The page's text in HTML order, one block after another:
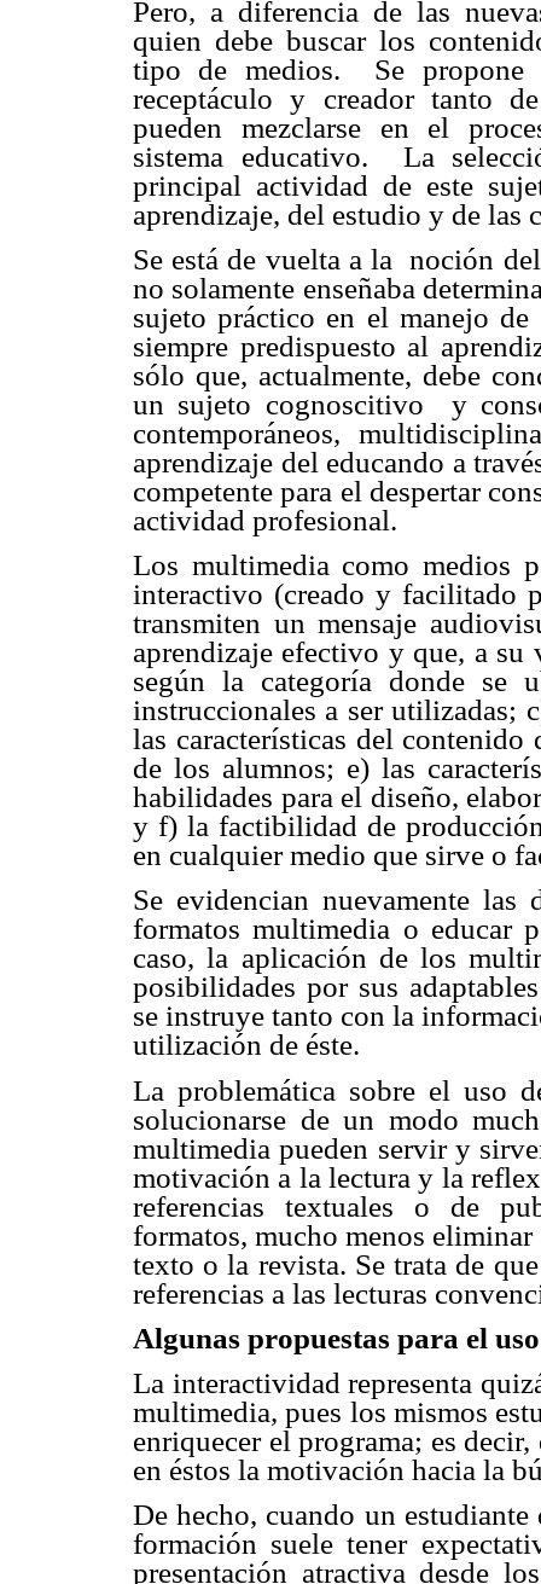
Pero, a diferencia de las
quien debe buscar los
tipo de medios. Se propone
receptáculo y creador tanto
pueden mezclarse en el
sistema educativo. La
principal actividad de este
aprendizaje, del estudio y de las
Se está de vuelta a la noción
no solamente enseñaba
sujeto práctico en el manejo
siempre predispuesto al
sólo que, actualmente, debe
un sujeto cognoscitivo y
contemporáneos,
aprendizaje del educando a
competente para el despertar
actividad profesional.
Los multimedia como medios
interactivo (creado y facilitado
transmiten un mensaje
aprendizaje efectivo y que, a su
según la categoría donde se
instruccionales a ser utilizadas;
las características del contenido
de los alumnos; e) las
habilidades para el diseño,
y f) la factibilidad de
en cualquier medio que sirve o
Se evidencian nuevamente las
formatos multimedia o educar
caso, la aplicación de los
posibilidades por sus
se instruye tanto con la
utilización de éste.
La problemática sobre el uso
solucionarse de un modo
multimedia pueden servir y
motivación a la lectura y la
referencias textuales o de
formatos, mucho menos
texto o la revista. Se trata de
referencias a las lecturas
Algunas propuestas para el
La interactividad representa
multimedia, pues los mismos
enriquecer el programa; es
en éstos la motivación hacia la
De hecho, cuando un estudiante
formación suele tener
presentación atractiva desde